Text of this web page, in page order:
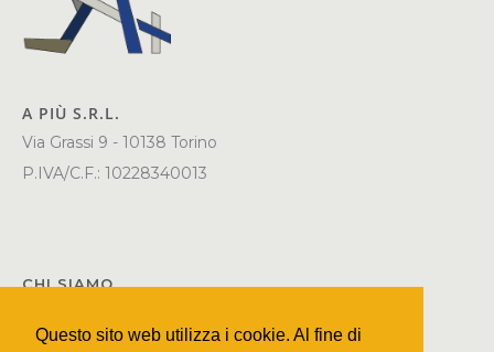
Questo sito web utilizza i cookie. Al fine di
A PIÙ S.R.L.
Via Grassi 9 - 10138 Torino
P.IVA/C.F.: 10228340013
CHI SIAMO
UFFICIO STAMPA